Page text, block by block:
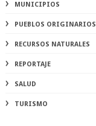
MUNICIPIOS
PUEBLOS ORIGINARIOS
RECURSOS NATURALES
REPORTAJE
SALUD
TURISMO